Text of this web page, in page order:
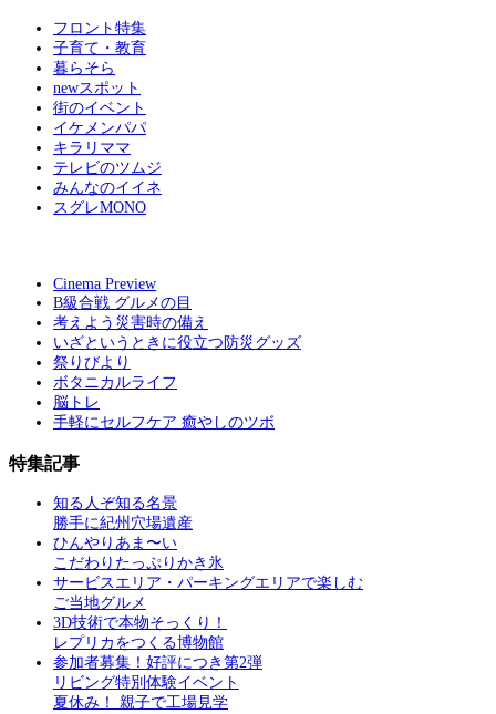
フロント特集
子育て・教育
暮らそら
newスポット
街のイベント
イケメンパパ
キラリママ
テレビのツムジ
みんなのイイネ
スグレMONO
Cinema Preview
B級合戦 グルメの目
考えよう災害時の備え
いざというときに役立つ防災グッズ
祭りびより
ボタニカルライフ
脳トレ
手軽にセルフケア 癒やしのツボ
特集記事
知る人ぞ知る名景
勝手に紀州穴場遺産
ひんやりあま〜い
こだわりたっぷりかき氷
サービスエリア・パーキングエリアで楽しむ
ご当地グルメ
3D技術で本物そっくり！
レプリカをつくる博物館
参加者募集！好評につき第2弾
リビング特別体験イベント
夏休み！ 親子で工場見学